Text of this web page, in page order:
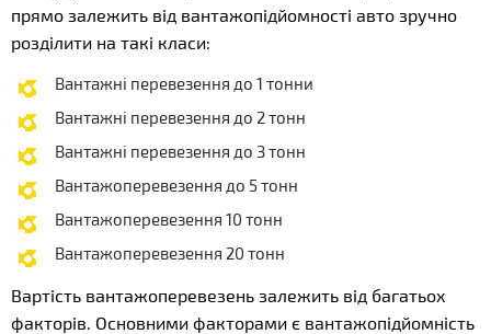
прямо залежить від вантажопідйомності авто зручно
розділити на такі класи:
Вантажні перевезення до 1 тонни
Вантажні перевезення до 2 тонн
Вантажні перевезення до 3 тонн
Вантажоперевезення до 5 тонн
Вантажоперевезення 10 тонн
Вантажоперевезення 20 тонн
Вартість вантажоперевезень залежить від багатьох
факторів. Основними факторами є вантажопідйомність